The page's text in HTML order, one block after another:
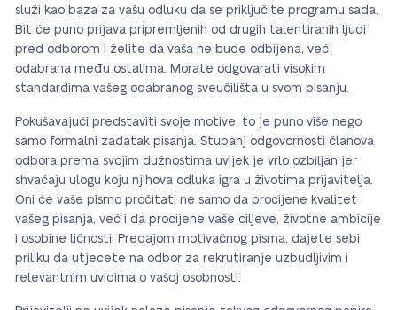
služi kao baza za vašu odluku da se priključite programu sada.
Bit će puno prijava pripremljenih od drugih talentiranih ljudi
pred odborom i želite da vaša ne bude odbijena, već
odabrana među ostalima. Morate odgovarati visokim
standardima vašeg odabranog sveučilišta u svom pisanju.
Pokušavajući predstaviti svoje motive, to je puno više nego
samo formalni zadatak pisanja. Stupanj odgovornosti članova
odbora prema svojim dužnostima uvijek je vrlo ozbiljan jer
shvaćaju ulogu koju njihova odluka igra u životima prijavitelja.
Oni će vaše pismo pročitati ne samo da procijene kvalitet
vašeg pisanja, već i da procijene vaše ciljeve, životne ambicije
i osobine ličnosti. Predajom motivačnog pisma, dajete sebi
priliku da utjecete na odbor za rekrutiranje uzbudljivim i
relevantnim uvidima o vašoj osobnosti.